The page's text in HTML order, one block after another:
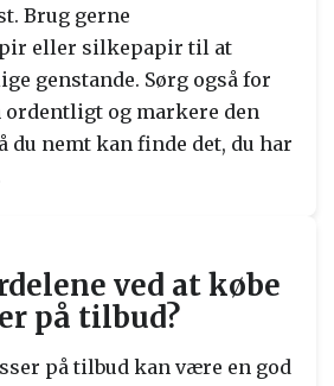
Brug gerne
eller silkepapir til at
genstande. Sørg også for
ordentligt og markere den
du nemt kan finde det, du har
ved at købe
på tilbud?
på tilbud kan være en god